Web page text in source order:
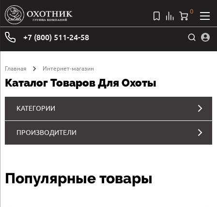
+7 (800) 511-24-58
0
Главная Интернет-магазин
Каталог Товаров Для Охоты
КАТЕГОРИИ
ПРОИЗВОДИТЕЛИ
Популярные товары